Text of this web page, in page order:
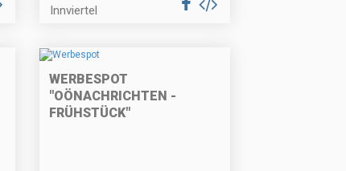
Innviertel
WERBESPOT
"OÖNACHRICHTEN -
FRÜHSTÜCK"